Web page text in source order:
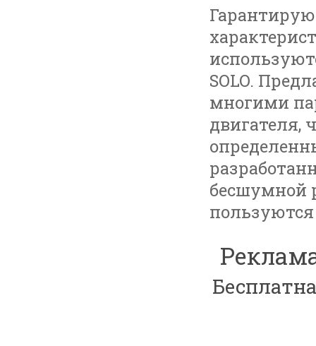
SOLO.
многими
двигателя,
бесшумной